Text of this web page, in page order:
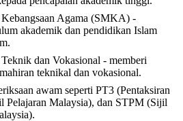
Agama (SMKA) -
akademik dan pendidikan Islam
dan Vokasional - memberi
teknikal dan vokasional.
awam seperti PT3 (Pentaksiran
Pelajaran Malaysia), dan STPM (Sijil